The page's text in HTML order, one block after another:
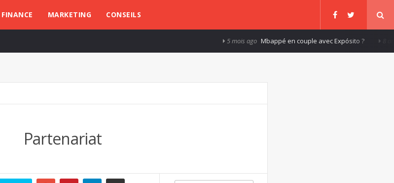
FINANCE MARKETING CONSEILS
5 mois ago Mbappé en couple avec Expósito ? 8 ans
Partenariat